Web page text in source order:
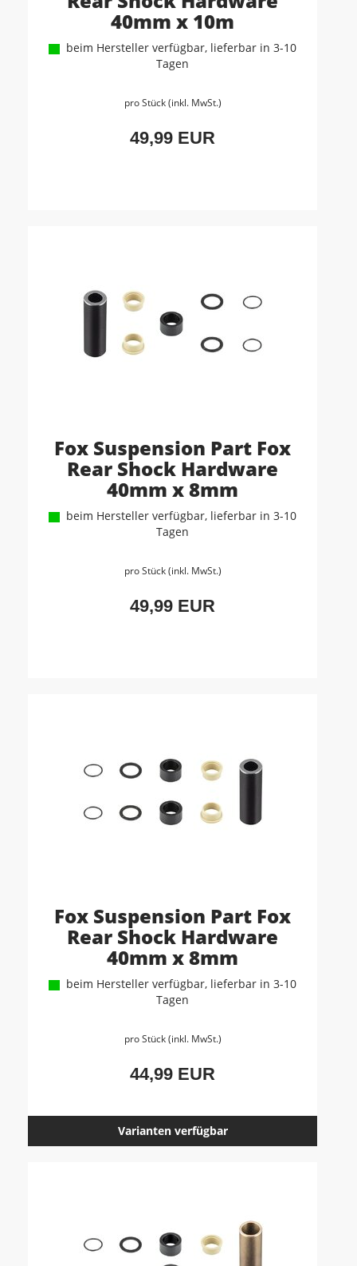
40mm x 10m
beim Hersteller verfügbar, lieferbar in 3-10
Tagen
pro Stück (inkl. MwSt.)
49,99 EUR
Fox Suspension Part Fox
Rear Shock Hardware
40mm x 8mm
beim Hersteller verfügbar, lieferbar in 3-10
Tagen
pro Stück (inkl. MwSt.)
49,99 EUR
Fox Suspension Part Fox
Rear Shock Hardware
40mm x 8mm
beim Hersteller verfügbar, lieferbar in 3-10
Tagen
pro Stück (inkl. MwSt.)
44,99 EUR
Varianten verfügbar